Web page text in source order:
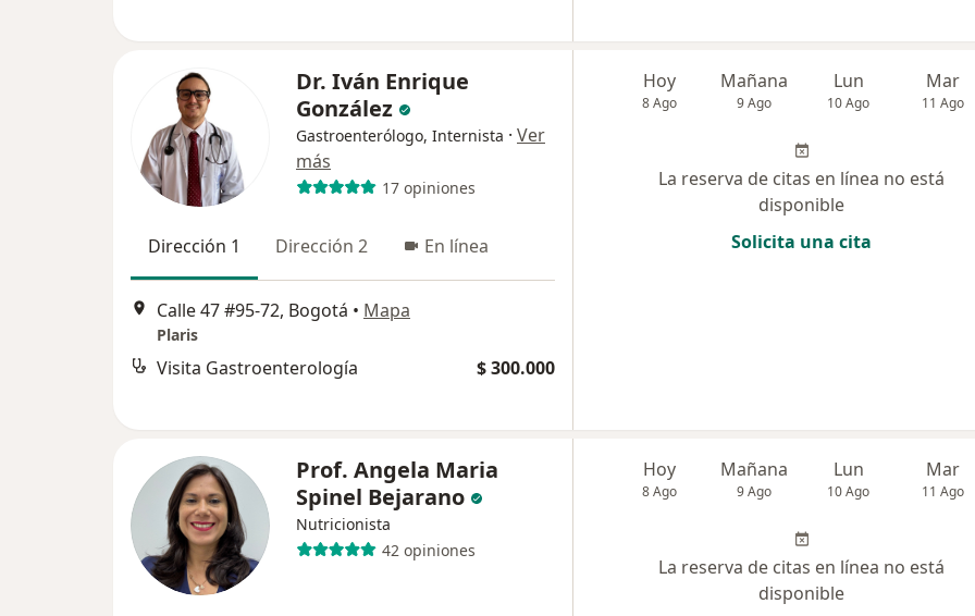
Dr. Iván Enrique
González
Gastroenterólogo, Internista · Ver
más
17 opiniones
Dirección 1 Dirección 2 En línea
Calle 47 #95-72, Bogotá • Mapa
Plaris
Visita Gastroenterología $ 300.000
Hoy
8 Ago
Mañana
9 Ago
Lun
10 Ago
Mar
11 Ago
La reserva de citas en línea no está
disponible
Solicita una cita
Prof. Angela Maria
Spinel Bejarano
Nutricionista
42 opiniones
Hoy
8 Ago
Mañana
9 Ago
Lun
10 Ago
Mar
11 Ago
La reserva de citas en línea no está
disponible